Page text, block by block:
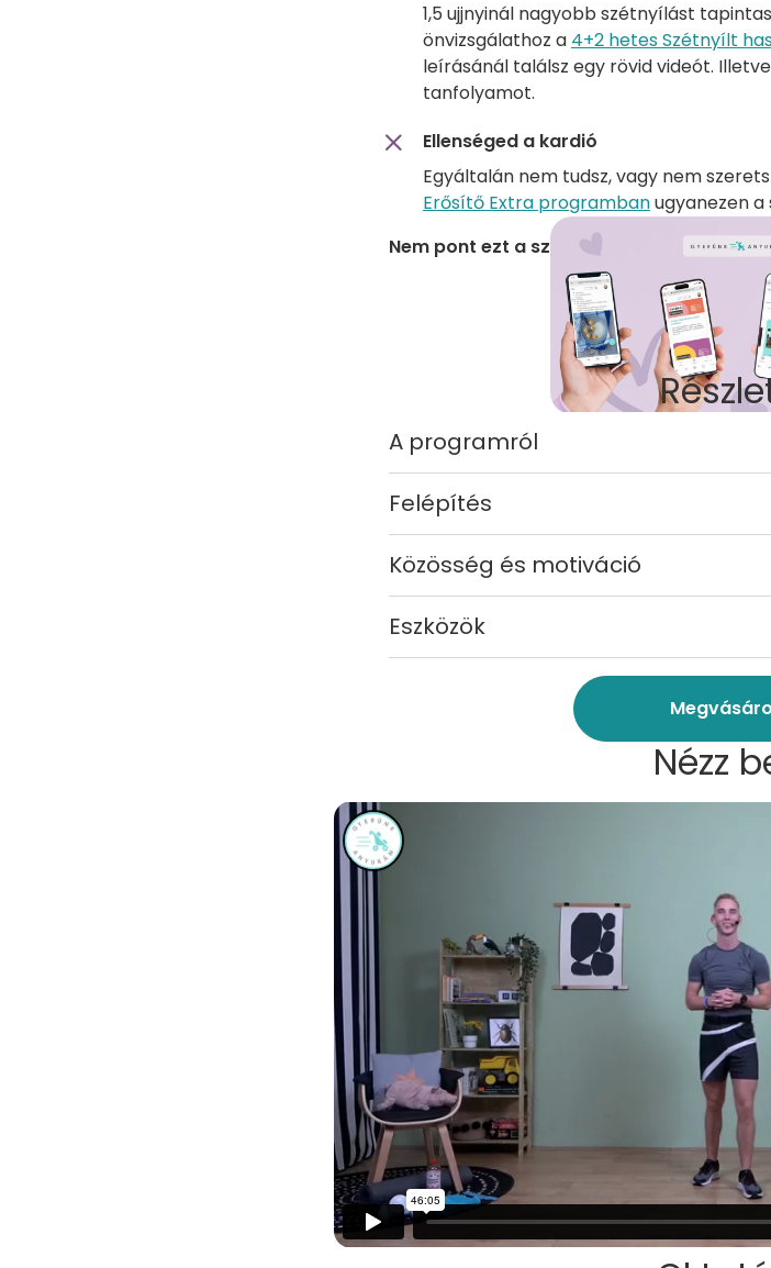
1,5 ujjnyinál nagyobb szétnyílást
önvizsgálathoz a 4+2 hetes Szétnyílt
leírásánál találsz egy rövid videót.
tanfolyamot.
Ellenséged a kardió
Egyáltalán nem tudsz, vagy nem
Erősítő Extra programbanugyanezen a
Nem pont ezt a szolgáltatást keresed?
A programról
Felépítés
Közösség és motiváció
Eszközök
Nézz